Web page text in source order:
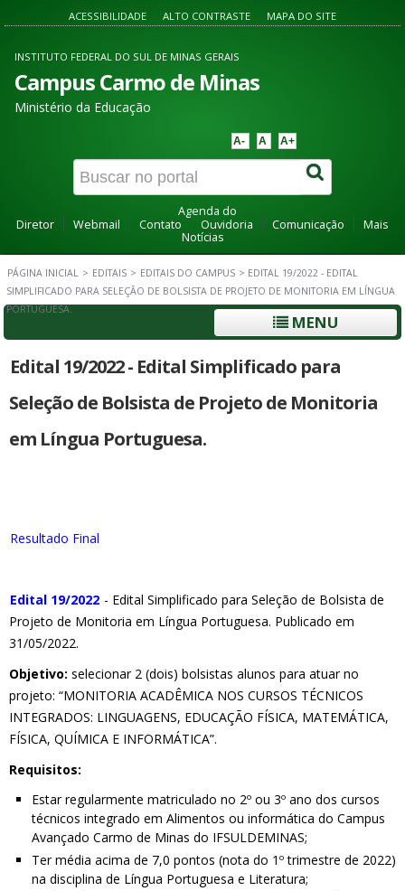
ACESSIBILIDADE ALTO CONTRASTE MAPA DO SITE
INSTITUTO FEDERAL DO SUL DE MINAS GERAIS
Campus Carmo de Minas
Ministério da Educação
A- A A+
Agenda do
Diretor
Webmail Contato Ouvidoria Comunicação
Mais
Notícias
PÁGINA INICIAL > EDITAIS > EDITAIS DO CAMPUS > EDITAL 19/2022 - EDITAL
SIMPLIFICADO PARA SELEÇÃO DE BOLSISTA DE PROJETO DE MONITORIA EM LÍNGUA
PORTUGUESA.
MENU
Edital 19/2022 - Edital Simplificado para
Seleção de Bolsista de Projeto de Monitoria
em Língua Portuguesa.
Resultado Final
Edital 19/2022 - Edital Simplificado para Seleção de Bolsista de
Projeto de Monitoria em Língua Portuguesa. Publicado em
31/05/2022.
Objetivo: selecionar 2 (dois) bolsistas alunos para atuar no
projeto: “MONITORIA ACADÊMICA NOS CURSOS TÉCNICOS
INTEGRADOS: LINGUAGENS, EDUCAÇÃO FÍSICA, MATEMÁTICA,
FÍSICA, QUÍMICA E INFORMÁTICA”.
Requisitos:
Estar regularmente matriculado no 2º ou 3º ano dos cursos
técnicos integrado em Alimentos ou informática do Campus
Avançado Carmo de Minas do IFSULDEMINAS;
Ter média acima de 7,0 pontos (nota do 1º trimestre de 2022)
na disciplina de Língua Portuguesa e Literatura;